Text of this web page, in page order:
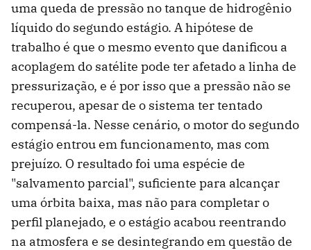
uma queda de pressão no tanque de hidrogênio
líquido do segundo estágio. A hipótese de
trabalho é que o mesmo evento que danificou a
acoplagem do satélite pode ter afetado a linha de
pressurização, e é por isso que a pressão não se
recuperou, apesar de o sistema ter tentado
compensá-la. Nesse cenário, o motor do segundo
estágio entrou em funcionamento, mas com
prejuízo. O resultado foi uma espécie de
"salvamento parcial", suficiente para alcançar
uma órbita baixa, mas não para completar o
perfil planejado, e o estágio acabou reentrando
na atmosfera e se desintegrando em questão de